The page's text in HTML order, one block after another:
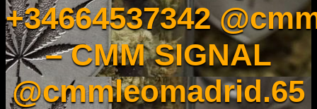
+34664537342
– CMM SIGNAL
@cmmleomadrid.65